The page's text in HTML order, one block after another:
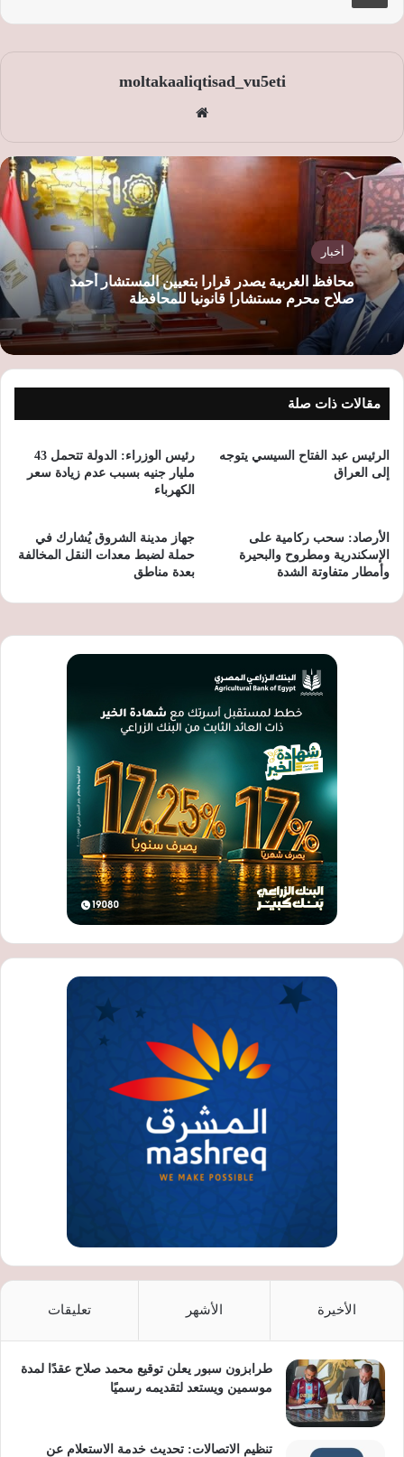
moltakaaliqtisad_vu5eti
الوي
أخبار
محافظ الغربية يصدر قرارا بتعيين المستشار أحمد
صلاح محرم مستشارا قانونيا للمحافظة
مقالات ذات صلة
الرئيس عبد الفتاح السيسي يتوجه
إلى العراق
رئيس الوزراء: الدولة تتحمل 43
مليار جنيه بسبب عدم زيادة سعر
الكهرباء
الأرصاد: سحب ركامية على
الإسكندرية ومطروح والبحيرة
وأمطار متفاوتة الشدة
جهاز مدينة الشروق يُشارك في
حملة لضبط معدات النقل المخالفة
بعدة مناطق
الأخيرة الأشهر تعليقات
طرابزون سبور يعلن توقيع محمد صلاح عقدًا لمدة
موسمين ويستعد لتقديمه رسميًا
تنظيم الاتصالات: تحديث خدمة الاستعلام عن